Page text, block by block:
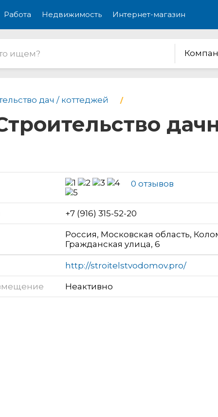
Работа Недвижимость Интернет-магазин
дач / коттеджей
0 отзывов
+7 (916) 315-52-20
Россия, Московская область,
Гражданская улица, 6
http://stroitelstvodomov.pro/
Неактивно